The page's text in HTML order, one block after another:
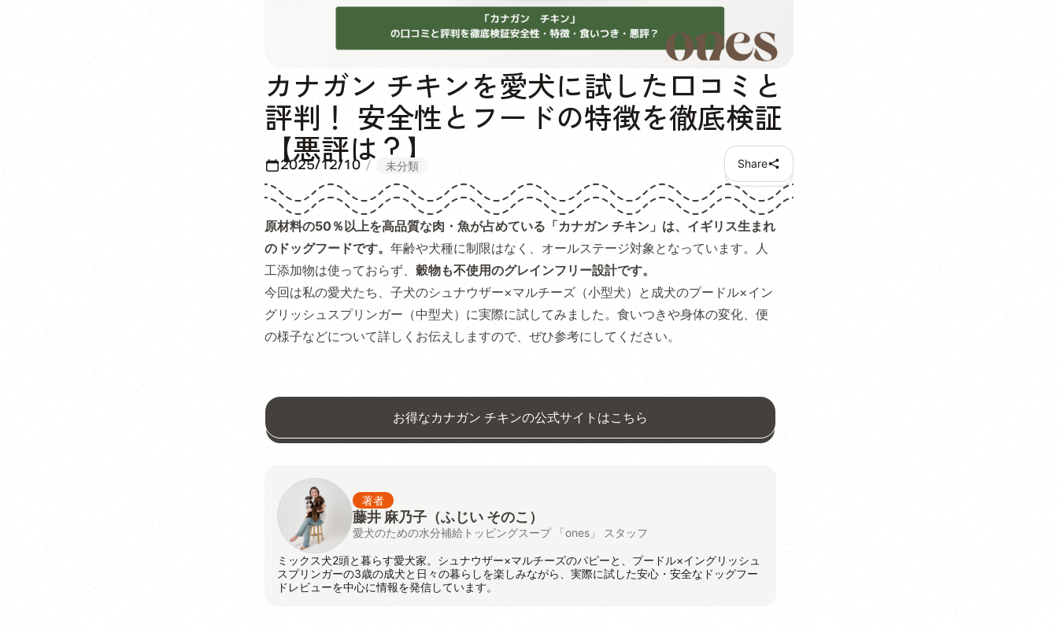
カナガン チキンを愛犬に試した口コミと
評判！ 安全性とフードの特徴を徹底検証
【悪評は？】
2025/12/10 未分類 Share
原材料の50％以上を高品質な肉・魚が占めている「カナガン チキン」は、イギリス生まれ
のドッグフードです。 年齢や犬種に制限はなく、オールステージ対象となっています。人
工添加物は使っておらず、 穀物も不使用のグレインフリー設計です。
今回は私の愛犬たち、子犬のシュナウザー×マルチーズ（小型犬）と成犬のプードル×イン
グリッシュスプリンガー（中型犬）に実際に試してみました。食いつきや身体の変化、便
の様子などについて詳しくお伝えしますので、ぜひ参考にしてください。
お得なカナガン チキンの公式サイトはこちら
著者
藤井 麻乃子（ふじい そのこ）
愛犬のための水分補給トッピングスープ 「ones」 スタッフ
ミックス犬2頭と暮らす愛犬家。シュナウザー×マルチーズのパピーと、プードル×イングリッシュ
スプリンガーの3歳の成犬と日々の暮らしを楽しみながら、実際に試した安心・安全なドッグフー
ドレビューを中心に情報を発信しています。